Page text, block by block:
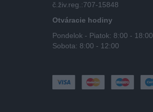
č.živ.reg.:707-15848
Otváracie hodiny
Pondelok - Piatok: 8:00 - 18:00
Sobota: 8:00 - 12:00